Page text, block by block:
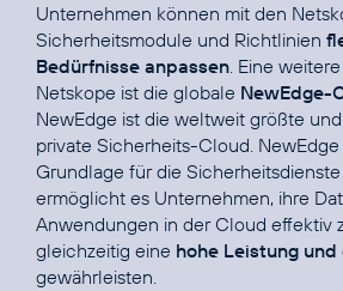
Unternehmen können mit den
Sicherheitsmodule und Richtlinien
Bedürfnisse anpassen. Eine
Netskope ist die globale NewEdge-
NewEdge ist die weltweit größte
private Sicherheits-Cloud.
Grundlage für die
ermöglicht es Unternehmen, ihre
Anwendungen in der Cloud effektiv
gleichzeitig eine hohe Leistung
gewährleisten.